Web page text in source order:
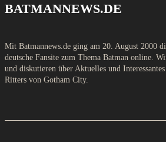
BATMANNEWS.DE
Mit Batmannews.de ging am 20. August 2000
deutsche Fansite zum Thema Batman online.
und diskutieren über Aktuelles und
Ritters von Gotham City.